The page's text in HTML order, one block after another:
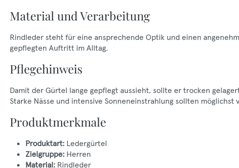
Material und Verarbeitung
Rindleder steht für eine ansprechende Optik und einen
gepflegten Auftritt im Alltag.
Pflegehinweis
Damit der Gürtel lange gepflegt aussieht, sollte er trocken
Starke Nässe und intensive Sonneneinstrahlung sollten möglichst
Produktmerkmale
Produktart: Ledergürtel
Zielgruppe: Herren
Material: Rindleder